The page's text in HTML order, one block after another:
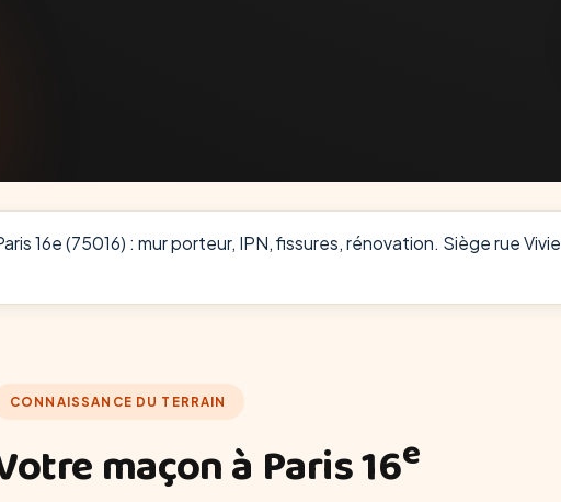
16e (75016) : mur porteur, IPN, fissures, rénovation. Siège rue
CONNAISSANCE DU TERRAIN
maçon à Paris 16e